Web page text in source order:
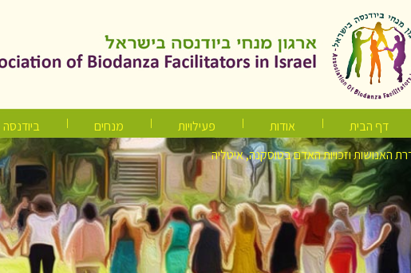
דף הבית אודות פעילויות מנחים ביודנסה
האנושות וזכויות האדם בטוסקנה, איטליה